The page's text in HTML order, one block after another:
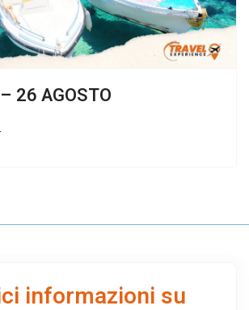
26 AGOSTO
informazioni su